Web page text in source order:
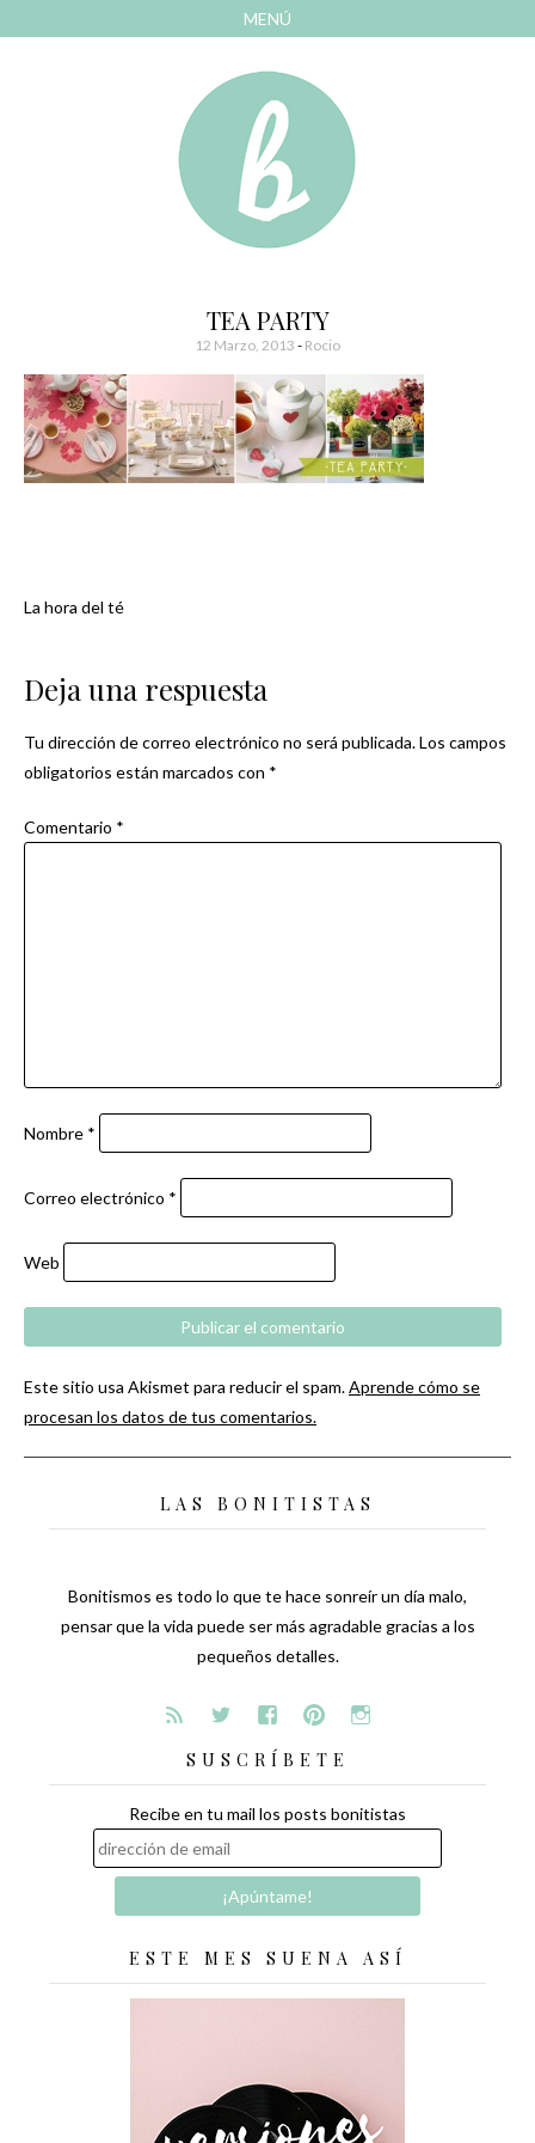
MENÚ
Bonitismos
TEA PARTY
12 Marzo, 2013 - Rocio
Navegación
de
entradas
La hora del té
Deja una respuesta
Tu dirección de correo electrónico no será publicada.Los campos
obligatorios están marcados con *
Comentario *
Nombre *
Correo electrónico *
Web
Este sitio usa Akismet para reducir el spam.Aprende cómo se
procesan los datos de tus comentarios.
LAS BONITISTAS
Bonitismos es todo lo que te hace sonreír un día malo,
pensar que la vida puede ser más agradable gracias a los
pequeños detalles.
SUSCRÍBETE
Recibe en tu mail los posts bonitistas
ESTE MES SUENA ASÍ